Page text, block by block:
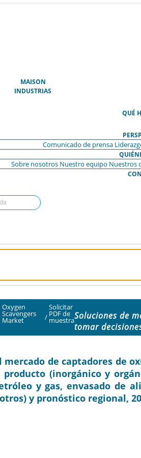
MAISON(ACTUAL)
INDUSTRIAS
QUÉ
Comunicado de prensa
Sobre nosotros Nuestro equipo Nuestros
Oxygen
Scavengers
Market /
Solicitar
PDF de
muestraSoluciones de
tomar
mercado de captadores de
(inorgánico y
y gas, envasado de
y pronóstico regional,